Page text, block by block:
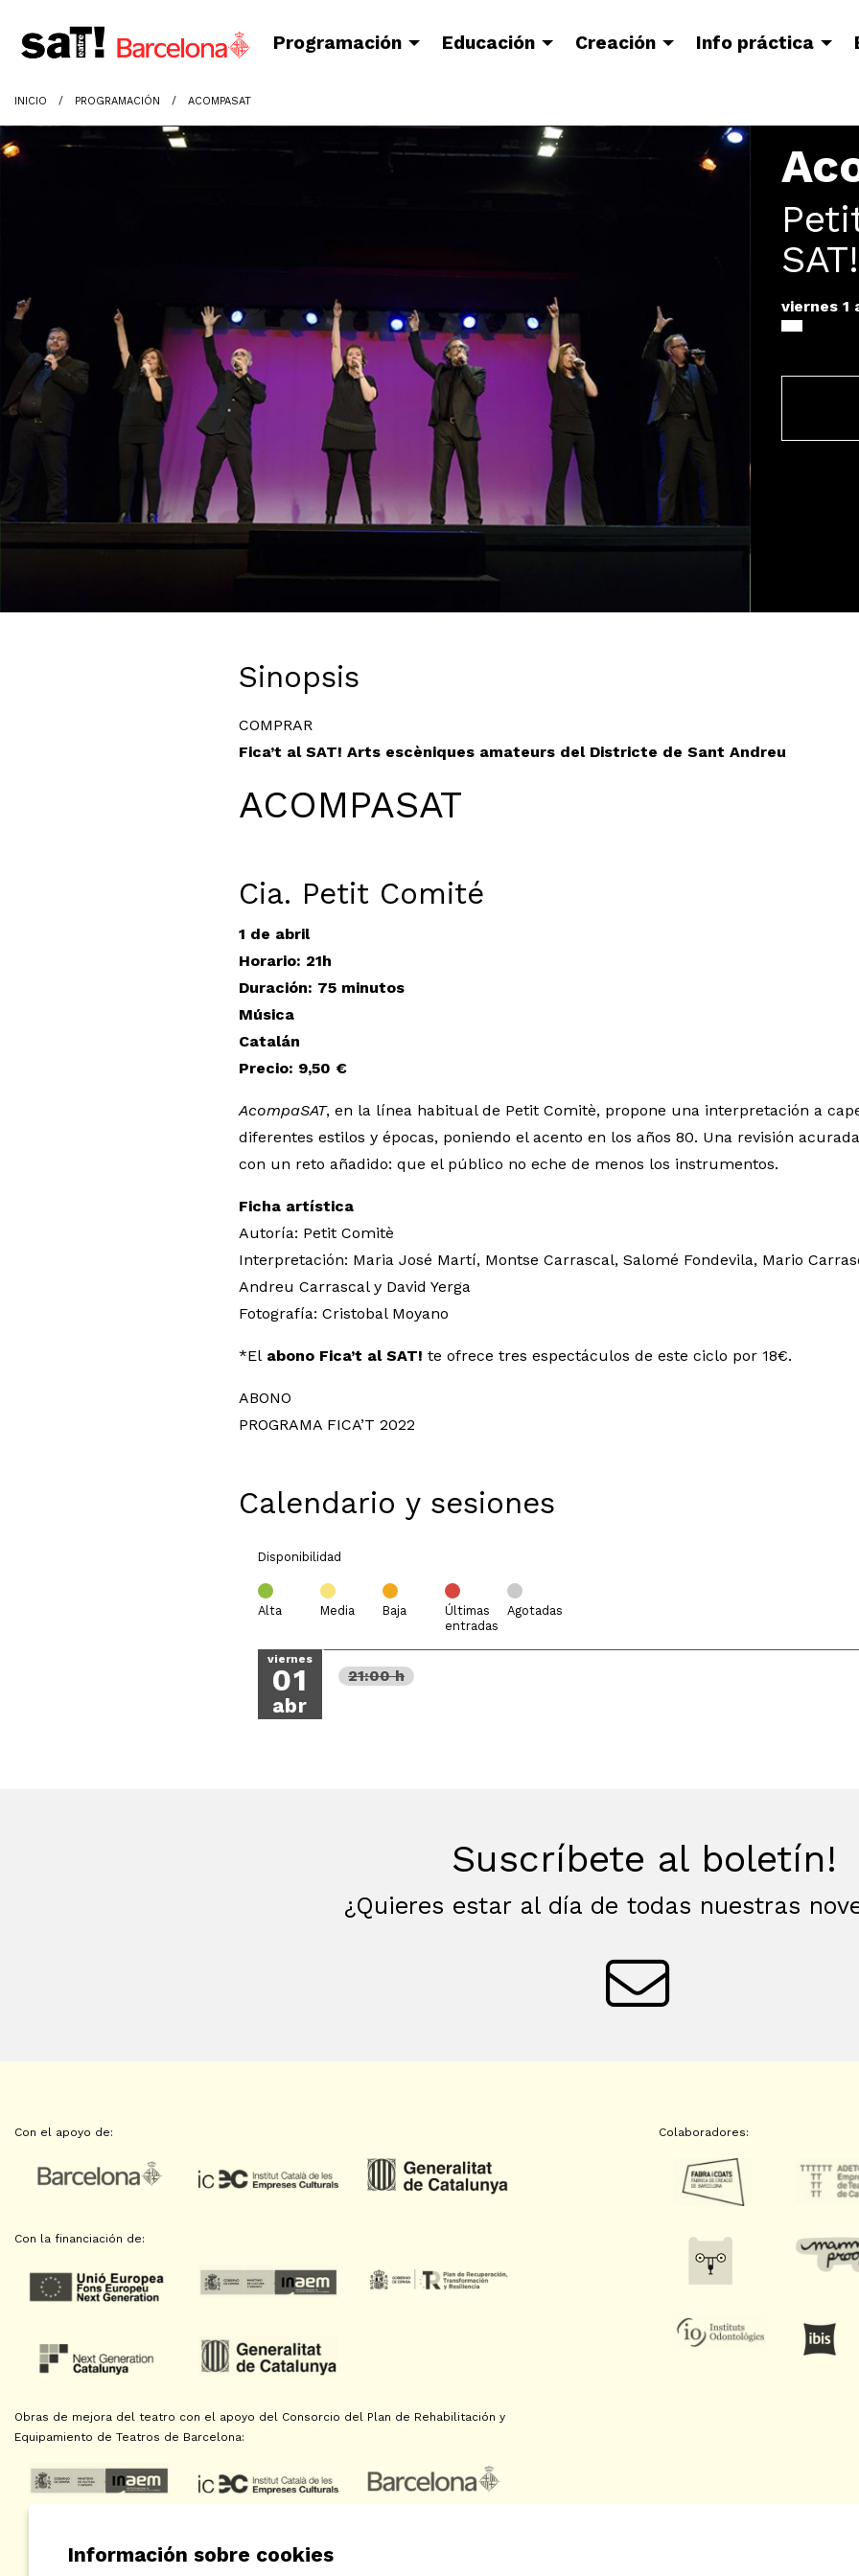
Programación Educación Creación Info práctica
INICIO PROGRAMACIÓN ACOMPASAT
viernes 1
Sinopsis
COMPRAR
Fica’t al SAT! Arts escèniques amateurs del Districte de Sant Andreu
ACOMPASAT
Cia. Petit Comité
1 de abril
Horario: 21h
Duración: 75 minutos
Música
Catalán
Precio: 9,50 €
AcompaSAT, en la línea habitual de Petit Comitè, propone una interpretación a
diferentes estilos y épocas, poniendo el acento en los años 80. Una revisión
con un reto añadido: que el público no eche de menos los instrumentos.
Ficha artística
Autoría: Petit Comitè
Interpretación: Maria José Martí, Montse Carrascal, Salomé Fondevila, Mario
Andreu Carrascal y David Yerga
Fotografía: Cristobal Moyano
*El abono Fica’t al SAT! te ofrece tres espectáculos de este ciclo por 18€.
ABONO
PROGRAMA FICA’T 2022
Calendario y sesiones
Disponibilidad
Alta Media Baja
Últimas
entradas
Agotadas
viernes
01
abr
21:00 h
Suscríbete al boletín!
¿Quieres estar al día de todas nuestras
Con el apoyo de:
Con la financiación de:
Obras de mejora del teatro con el apoyo del Consorcio del Plan de Rehabilitación y
Equipamiento de Teatros de Barcelona:
Colaboradores:
Información sobre cookies